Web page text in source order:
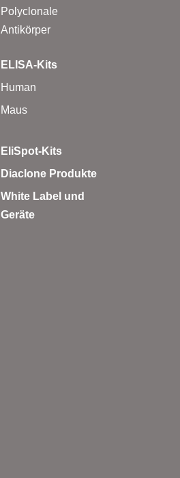
Polyclonale
Antikörper
ELISA-Kits
Human
Maus
EliSpot-Kits
Diaclone Produkte
White Label und
Geräte